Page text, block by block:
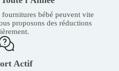
bébé peuvent vite
proposons des réductions
Actif